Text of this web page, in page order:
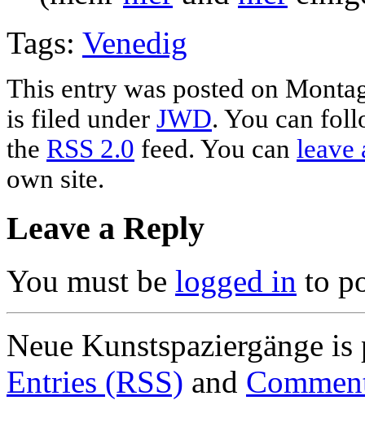
Tags: Venedig
This entry was posted on
is filed under JWD. You can
the RSS 2.0 feed. You can leave
own site.
Leave a Reply
You must be logged in to
Neue Kunstspaziergänge
Entries (RSS) and